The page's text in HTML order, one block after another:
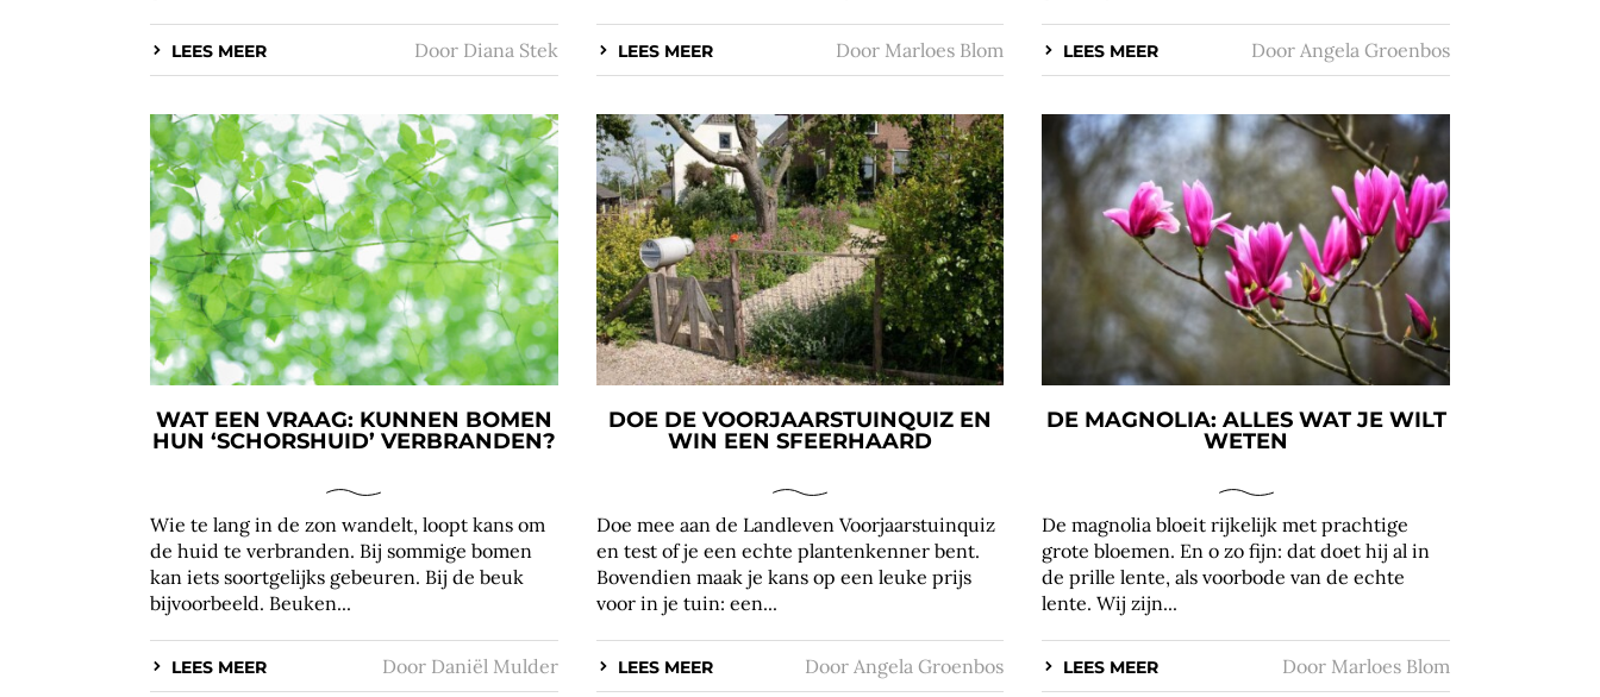
LEES MEER Door Diana Stek LEES MEER Door Marloes Blom LEES MEER Door Angela Groenbos
WAT EEN VRAAG: KUNNEN BOMEN
HUN ‘SCHORSHUID’ VERBRANDEN?
Wie te lang in de zon wandelt, loopt kans om
de huid te verbranden. Bij sommige bomen
kan iets soortgelijks gebeuren. Bij de beuk
bijvoorbeeld. Beuken...
LEES MEER Door Daniël Mulder
DOE DE VOORJAARSTUINQUIZ EN
WIN EEN SFEERHAARD
Doe mee aan de Landleven Voorjaarstuinquiz
en test of je een echte plantenkenner bent.
Bovendien maak je kans op een leuke prijs
voor in je tuin: een...
LEES MEER DoorAngela Groenbos
DE MAGNOLIA: ALLES WAT JE WILT
WETEN
De magnolia bloeit rijkelijk met prachtige
grote bloemen. En o zo fijn: dat doet hij al in
de prille lente, als voorbode van de echte
lente. Wij zijn...
LEES MEER Door Marloes Blom